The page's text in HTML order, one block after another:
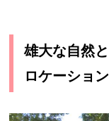
雄大な自然
ロケーショ